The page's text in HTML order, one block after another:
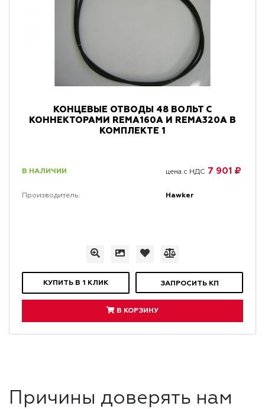
КОНЦЕВЫЕ ОТВОДЫ 48 ВОЛЬТ С
КОННЕКТОРАМИ REMA160A И REMA320A В
КОМПЛЕКТЕ 1
В НАЛИЧИИ цена с НДС 7 901 ₽
Производитель: Hawker
КУПИТЬ В 1 КЛИК ЗАПРОСИТЬ КП
В КОРЗИНУ
Причины доверять нам